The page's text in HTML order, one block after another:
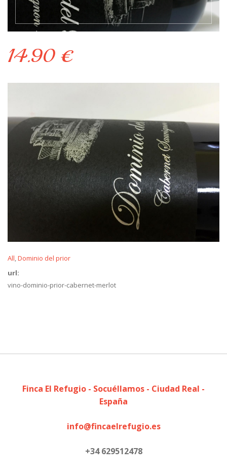
14.90 €
All Dominio del prior
url:
vino-dominio-prior-cabernet-merlot
Finca El Refugio - Socuéllamos - Ciudad Real -
España
info@fincaelrefugio.es
+34 629512478